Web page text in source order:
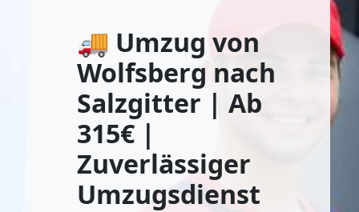
🚚 Umzug von
Wolfsberg nach
Salzgitter | Ab
315€ |
Zuverlässiger
Umzugsdienst